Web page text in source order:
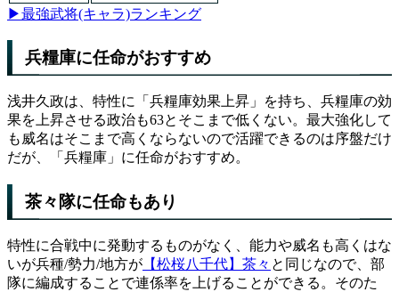
▶最強武将(キャラ)ランキング
兵糧庫に任命がおすすめ
浅井久政は、特性に「兵糧庫効果上昇」を持ち、兵糧庫の効
果を上昇させる政治も63とそこまで低くない。最大強化して
も威名はそこまで高くならないので活躍できるのは序盤だけ
だが、「兵糧庫」に任命がおすすめ。
茶々隊に任命もあり
特性に合戦中に発動するものがなく、能力や威名も高くはな
いが兵種/勢力/地方が 【松桜八千代】茶々 と同じなので、部
隊に編成することで連係率を上げることができる。そのた